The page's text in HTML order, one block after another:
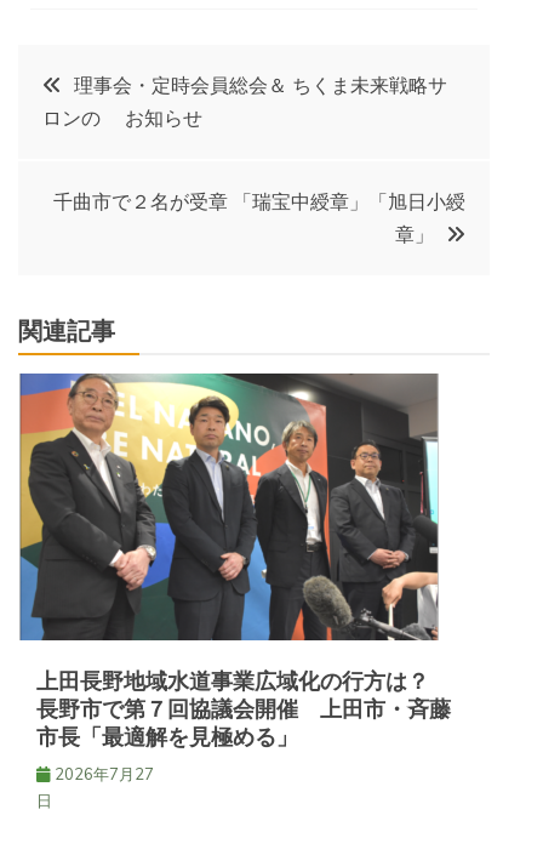
投
稿
ナ
ゲ
ー
シ
ョ
ン
理事会・定時会員総会＆ ちくま未来戦略サ
ロンの お知らせ
千曲市で２名が受章 「瑞宝中綬章」「旭日小綬
章」
関連記事
上田長野地域水道事業広域化の行方は？
長野市で第７回協議会開催 上田市・斉藤
市長「最適解を見極める」
2026年7月27
日